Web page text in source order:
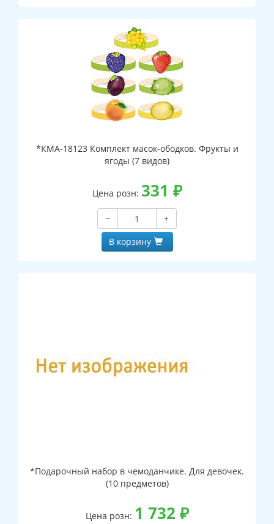
*КМА-18123 Комплект масок-ободков. Фрукты и
ягоды (7 видов)
Цена розн: 331 ₽
−
+
В корзину
*Подарочный набор в чемоданчике. Для девочек.
(10 предметов)
Цена розн: 1 732 ₽